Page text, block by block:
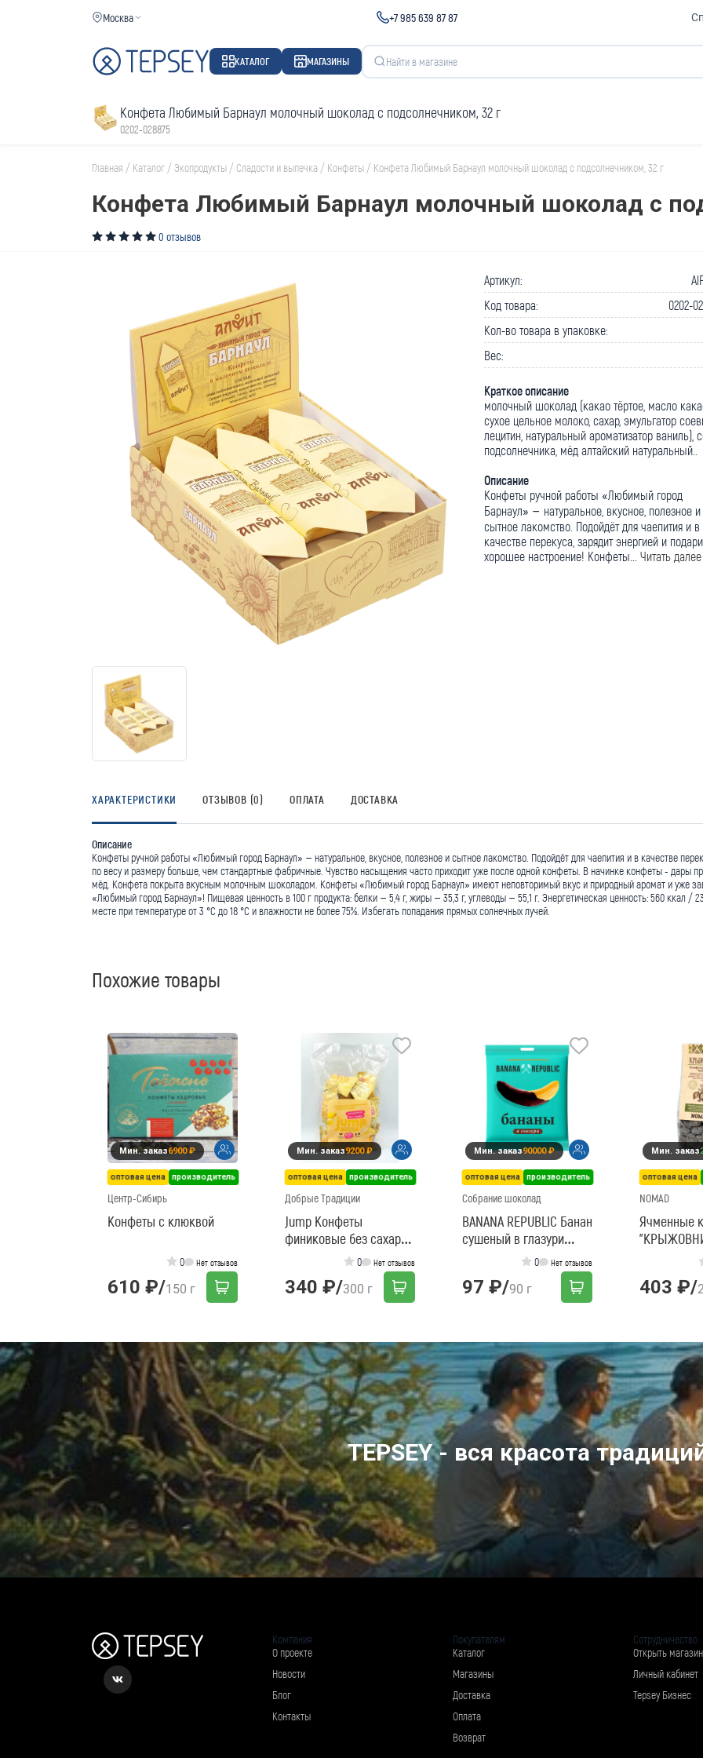
Москва +7 985 639 87 87
КАТАЛОГ МАГАЗИНЫ
Конфета Любимый Барнаул молочный шоколад с подсолнечником, 32 г
0202-028875
Главная / Каталог /Экопродукты / Сладости и выпечка / Конфеты / Конфета Любимый Барнаул молочный шоколад с подсолнечником, 32 г
Конфета Любимый Барнаул молочный шоколад с
0 отзывов
Артикул:
Код товара:
0202-
Кол-во товара в упаковке:
Вес:
Краткое описание
молочный шоколад (какао тёртое, масло
сухое цельное молоко, сахар, эмульгатор
лецитин, натуральный ароматизатор ваниль),
подсолнечника, мёд алтайский натуральный..
Описание
Конфеты ручной работы «Любимый город
Барнаул» – натуральное, вкусное, полезное и
сытное лакомство. Подойдёт для чаепития и в
качестве перекуса, зарядит энергией и
хорошее настроение! Конфеты... Читать далее
ХАРАКТЕРИСТИКИ ОТЗЫВОВ (0) ОПЛАТА ДОСТАВКА
Описание
Конфеты ручной работы «Любимый город Барнаул» – натуральное, вкусное, полезное и сытное лакомство. Подойдёт для чаепития и в качестве
по весу и размеру больше, чем стандартные фабричные. Чувство насыщения часто приходит уже после одной конфеты. В начинке конфеты - дары
мёд. Конфета покрыта вкусным молочным шоколадом. Конфеты «Любимый город Барнаул» имеют неповторимый вкус и природный аромат и уже
«Любимый город Барнаул»! Пищевая ценность в 100 г продукта: белки – 5,4 г, жиры – 35,3 г, углеводы – 55,1 г. Энергетическая ценность: 560 ккал
месте при температуре от 3 °С до 18 °С и влажности не более 75%. Избегать попадания прямых солнечных лучей.
Похожие товары
Мин. заказ6900 ₽
оптовая цена производитель
Центр-Сибирь
Конфеты с клюквой
0 Нет отзывов
610 ₽/150 г
Мин. заказ9200 ₽
оптовая цена производитель
Добрые Традиции
Jump Конфеты
финиковые без сахара
банановые, 300г
0 Нет отзывов
340 ₽/300 г
Мин. заказ90000 ₽
оптовая цена производитель
Собрание шоколад
BANANA REPUBLIC Банан
сушеный в глазури
0 Нет отзывов
97 ₽/90 г
Мин. заказ
оптовая цена
NOMAD
Ячменные
403 ₽/
TEPSEY - вся красота
Компания
О проекте
Новости
Блог
Контакты
Покупателям
Каталог
Магазины
Доставка
Оплата
Возврат
Сотрудничество
Открыть магазин
Личный кабинет
Tepsey Бизнес